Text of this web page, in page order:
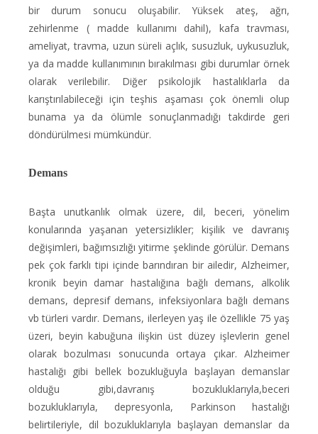
bir durum sonucu oluşabilir. Yüksek ateş, ağrı,
zehirlenme ( madde kullanımı dahil), kafa travması,
ameliyat, travma, uzun süreli açlık, susuzluk, uykusuzluk,
ya da madde kullanımının bırakılması gibi durumlar örnek
olarak verilebilir. Diğer psikolojik hastalıklarla da
karıştırılabileceği için teşhis aşaması çok önemli olup
bunama ya da ölümle sonuçlanmadığı takdirde geri
döndürülmesi mümkündür.
Demans
Başta unutkanlık olmak üzere, dil, beceri, yönelim
konularında yaşanan yetersizlikler; kişilik ve davranış
değişimleri, bağımsızlığı yitirme şeklinde görülür. Demans
pek çok farklı tipi içinde barındıran bir ailedir, Alzheimer,
kronik beyin damar hastalığına bağlı demans, alkolik
demans, depresif demans, infeksiyonlara bağlı demans
vb türleri vardır. Demans, ilerleyen yaş ile özellikle 75 yaş
üzeri, beyin kabuğuna ilişkin üst düzey işlevlerin genel
olarak bozulması sonucunda ortaya çıkar. Alzheimer
hastalığı gibi bellek bozukluğuyla başlayan demanslar
olduğu gibi,davranış bozukluklarıyla,beceri
bozukluklarıyla, depresyonla, Parkinson hastalığı
belirtileriyle, dil bozukluklarıyla başlayan demanslar da